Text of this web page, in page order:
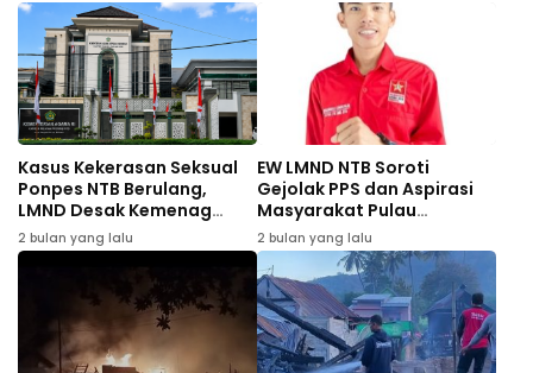
Kasus Kekerasan Seksual
Ponpes NTB Berulang,
LMND Desak Kemenag
Evaluasi Total
2 bulan yang lalu
EW LMND NTB Soroti
Gejolak PPS dan Aspirasi
Masyarakat Pulau
Sumbawa
2 bulan yang lalu